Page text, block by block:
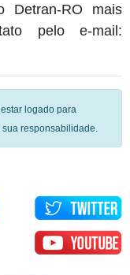
Detran-RO mais
pelo e-mail:
logado para
responsabilidade.